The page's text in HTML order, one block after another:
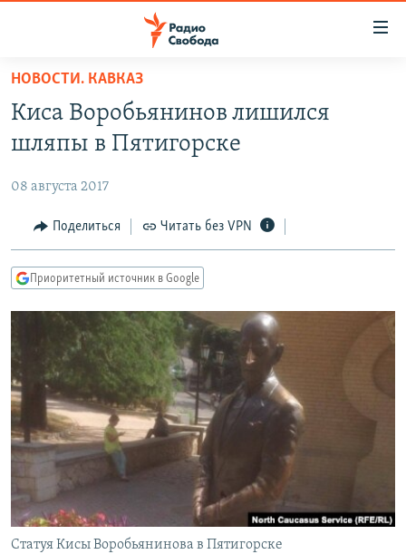
упрощенного
доступа
основному
Вернутся
главной
навигации
Вернутся
поиску
ПОДКАСТЫ
ЦИТАТЫ СВОБОДЫ
МНЕНИЯ
IDEL.РЕАЛИИ
КАВКАЗ.РЕАЛИИ
СЕВЕР.РЕАЛИИ
СИБИРЬ.РЕАЛИИ
РАСПИСАНИЕ ВЕЩАНИЯ
ПОДПИШИТЕСЬ НА РАССЫЛКУ
СОЦИАЛЬНЫЕ СЕТИ
НОВОСТИ. КАВКАЗ
Киса Воробьянинов лишился
шляпы в Пятигорске
08 августа 2017
Поделиться Читать без VPN
Приоритетный источник в Google
Статуя Кисы Воробьянинова в Пятигорске